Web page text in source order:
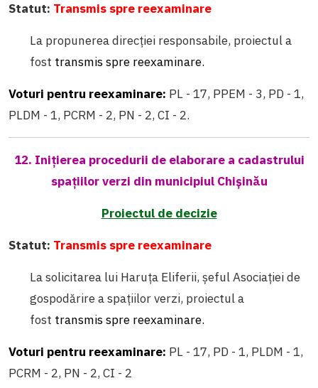
Statut: Transmis spre reexaminare
La propunerea direcției responsabile, proiectul a
fost transmis spre reexaminare.
Voturi pentru reexaminare: PL - 17, PPEM - 3, PD - 1,
PLDM - 1, PCRM - 2, PN - 2, CI - 2.
12. Inițierea procedurii de elaborare a cadastrului
spațiilor verzi din municipiul Chișinău
Proiectul de decizie
Statut: Transmis spre reexaminare
La solicitarea lui Haruţa Eliferii, şeful Asociaţiei de
gospodărire a spaţiilor verzi, proiectul a
fost transmis spre reexaminare.
Voturi pentru reexaminare: PL - 17, PD - 1, PLDM - 1,
PCRM - 2, PN - 2, CI - 2